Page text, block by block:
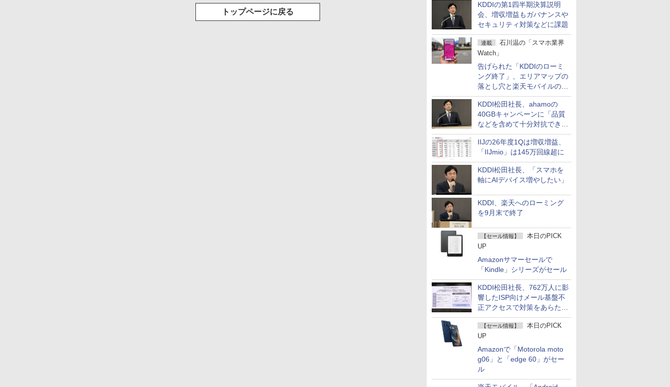
KDDIの第1四半期決算説明
会、増収増益もガバナンスや
セキュリティ対策などに課題
連載
石川温の「スマホ業界
Watch」
告げられた「KDDIのローミ
ング終了」、エリアマップの
落とし穴と楽天モバイルの課
題
KDDI松田社長、ahamoの
40GBキャンペーンに「品質
などを含めて十分対抗でき
る」
IIJの26年度1Qは増収増益、
「IIJmio」は145万回線超に
KDDI松田社長、「スマホを
軸にAIデバイス増やしたい」
KDDI、楽天へのローミング
を9月末で終了
【セール情報】
本日のPICK
UP
Amazonサマーセールで
「Kindle」シリーズがセール
KDDI松田社長、762万人に影
響したISP向けメール基盤不
正アクセスで対策をあらため
て説明
【セール情報】
本日のPICK
UP
Amazonで「Motorola moto
g06」と「edge 60」がセー
ル
トップページに戻る